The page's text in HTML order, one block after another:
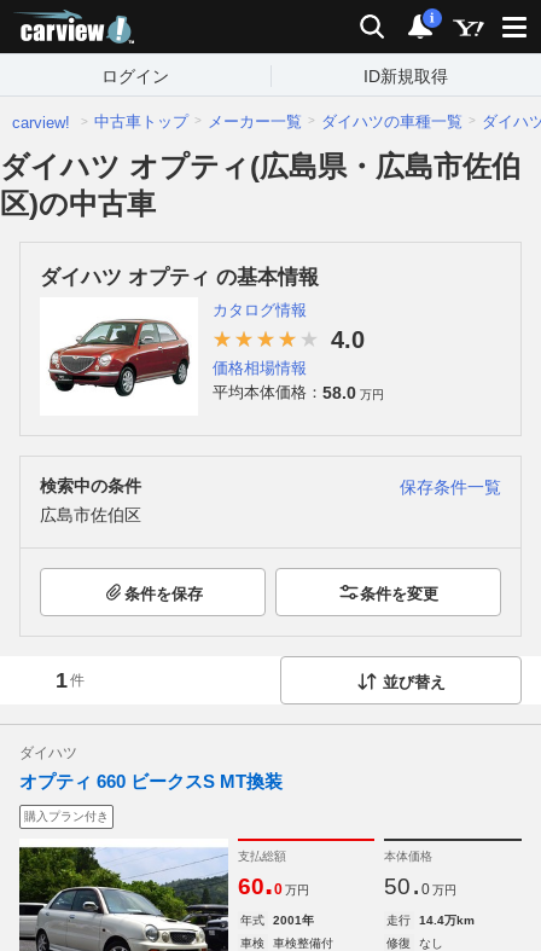
検索 通知
i
ログイン ID新規取得
carview! 中古車トップ メーカー一覧 ダイハツの車種一覧 ダイハ
ダイハツ オプティ(広島県・広島市佐伯
区)の中古車
ダイハツ オプティ の基本情報
カタログ情報
4.0
価格相場情報
平均本体価格： 58.0 万円
検索中の条件
保存条件一覧
広島市佐伯区
条件を保存 条件を変更
1件 並び替え
ダイハツ
オプティ 660 ビークスS MT換装
購入プラン付き
支払総額
60.0 万円
本体価格
50. 0 万円
年式 2001年 走行
14.4万km
車検
車検整備付 修復
なし